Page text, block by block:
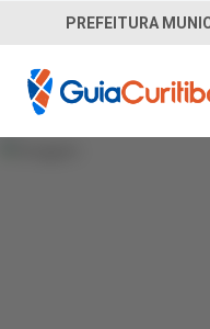
PREFEITURA